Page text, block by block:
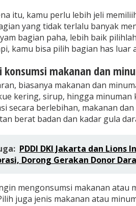
itu, kamu perlu lebih jeli
yang tidak terlalu banyak
bagian paha, lebih baik
kamu bisa pilih bagian has luar
konsumsi makanan dan
biasanya makanan dan
kering, sirup, hingga minuman
secara berlebihan, makanan
berat badan dan kadar gula
PDDI DKI Jakarta dan
Dorong Gerakan Donor
mengonsumsi makanan atau
juga jenis makanan atau